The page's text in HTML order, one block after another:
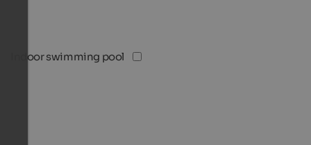
Indoor swimming pool